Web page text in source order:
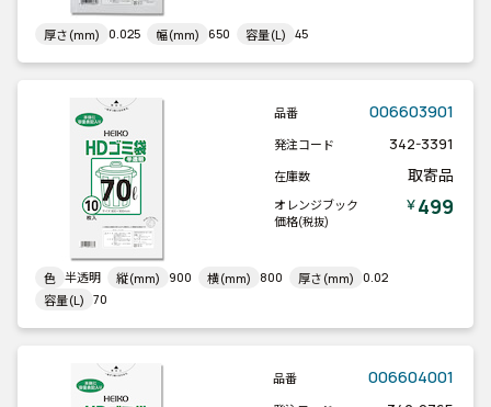
厚さ(mm) 0.025 幅(mm) 650 容量(L) 45
品番 006603901
発注コード 342-3391
在庫数 取寄品
オレンジブック
価格(税抜)
￥499
色 半透明 縦(mm) 900 横(mm) 800 厚さ(mm) 0.02
容量(L) 70
品番 006604001